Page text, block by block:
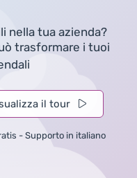
nella tua azienda?
trasformare i tuoi
il tour
- Supporto in italiano